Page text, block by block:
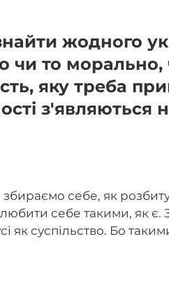
жодного
чи то морально,
яку треба
з'являються
себе, як
себе такими, як є.
як суспільство. Бо